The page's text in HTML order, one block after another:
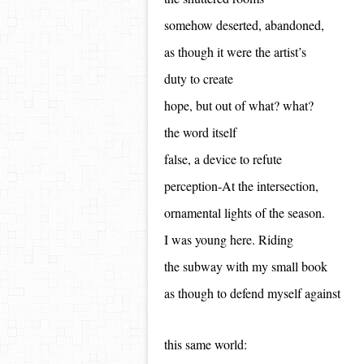
somehow deserted, abandoned,
as though it were the artist’s
duty to create
hope, but out of what? what?
the word itself
false, a device to refute
perception-At the intersection,
ornamental lights of the season.
I was young here. Riding
the subway with my small book
as though to defend myself against
this same world: